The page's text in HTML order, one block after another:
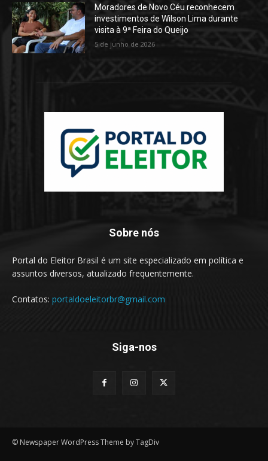
Moradores de Novo Céu reconhecem
investimentos de Wilson Lima durante
visita à 9ª Feira do Queijo
5 de junho de 2026
Sobre nós
Portal do Eleitor Brasil é um site especializado em política e
assuntos diversos, atualizado frequentemente.
Contatos: portaldoeleitorbr@gmail.com
Siga-nos
© Newspaper WordPress Theme by TagDiv